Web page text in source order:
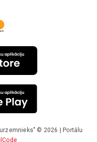
© 2026 | Portālu